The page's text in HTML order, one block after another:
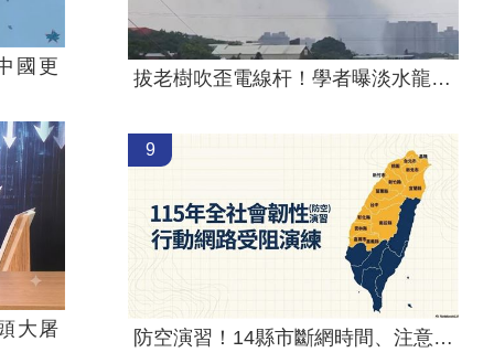
國更
大屠
拔老樹吹歪電線杆！學者曝淡水龍捲風災情
9
防空演習！14縣市斷網時間、注意事項一覽